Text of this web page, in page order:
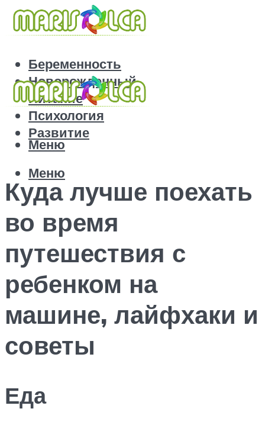
Беременность
Новорожденный
Питание
Психология
Развитие
Меню
Меню
Куда лучше поехать
во время
путешествия с
ребенком на
машине, лайфхаки и
советы
Еда